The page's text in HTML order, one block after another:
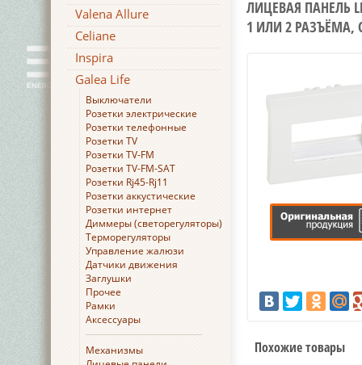
Valena Allure
Celiane
Inspira
Galea Life
Выключатели
Розетки электрические
Розетки телефонные
Розетки TV
Розетки TV-FM
Розетки TV-FM-SAT
Розетки Rj45-Rj11
Розетки аккустические
Розетки интернет
Диммеры (светорегуляторы)
Терморегуляторы
Управление жалюзи
Датчики движения
Заглушки
Прочее
Рамки
Аксессуары
Механизмы
ЛИЦЕВАЯ ПАНЕЛЬ
1 ИЛИ 2 РАЗЪЁМА,
Похожие товары